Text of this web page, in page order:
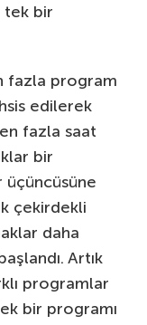
tek bir
fazla program
edilerek
fazla saat
bir
üçüncüsüne
çekirdekli
daha
Artık
programlar
bir programı